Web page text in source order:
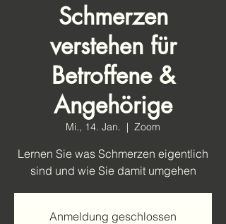
Schmerzen
verstehen für
Betroffene &
Angehörige
Mi., 14. Jan.
  |
Zoom
Lernen Sie was Schmerzen eigentlich
sind und wie Sie damit umgehen
Anmeldung geschlossen